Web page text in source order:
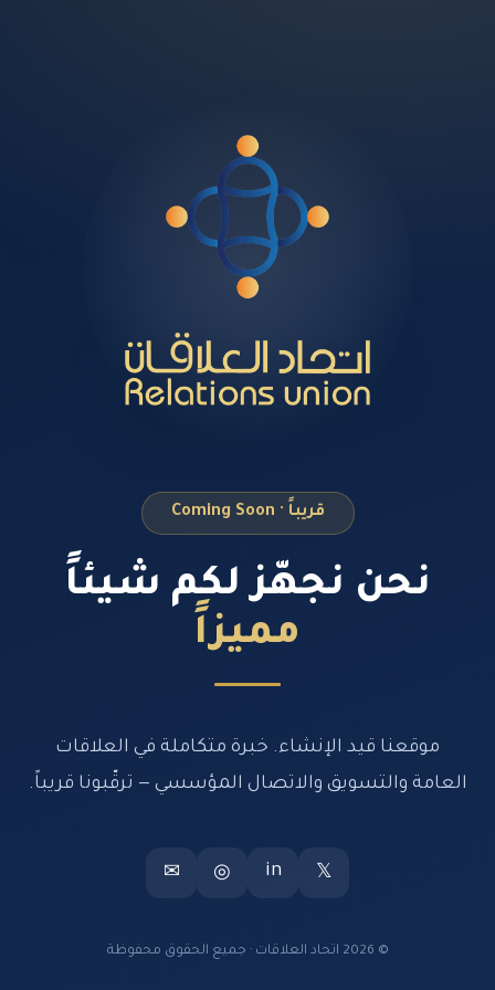
قريباً · Coming Soon
نحن نجهّز لكم شيئاً
مميزاً
موقعنا قيد الإنشاء. خبرة متكاملة في العلاقات
العامة والتسويق والاتصال المؤسسي — ترقّبونا قريباً.
𝕏
in
◎
✉
© 2026 اتحاد العلاقات · جميع الحقوق محفوظة